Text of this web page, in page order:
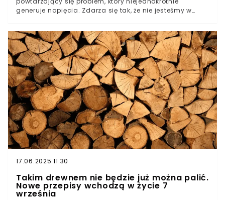
generuje napięcia. Zdarza się tak, że nie jesteśmy w
przysłaniają nieruchomość. W pierwszej kolejności
powinniśmy próbować dialogu. Jeśli nie przynosi on
rezultatu, zastosowanie znajdą uregulowania zawarte w
kodeksie cywilnym.
17.06.2025 11:30
Takim drewnem nie będzie już można palić.
Nowe przepisy wchodzą w życie 7
września